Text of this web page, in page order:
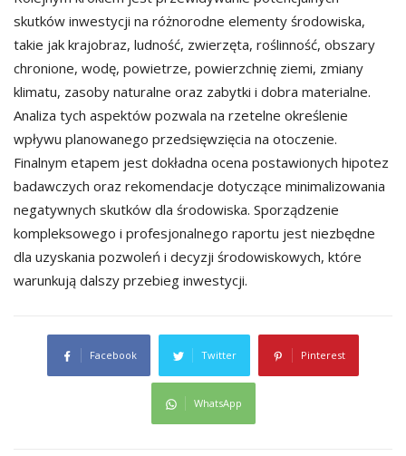
skutków inwestycji na różnorodne elementy środowiska,
takie jak krajobraz, ludność, zwierzęta, roślinność, obszary
chronione, wodę, powietrze, powierzchnię ziemi, zmiany
klimatu, zasoby naturalne oraz zabytki i dobra materialne.
Analiza tych aspektów pozwala na rzetelne określenie
wpływu planowanego przedsięwzięcia na otoczenie.
Finalnym etapem jest dokładna ocena postawionych hipotez
badawczych oraz rekomendacje dotyczące minimalizowania
negatywnych skutków dla środowiska. Sporządzenie
kompleksowego i profesjonalnego raportu jest niezbędne
dla uzyskania pozwoleń i decyzji środowiskowych, które
warunkują dalszy przebieg inwestycji.
Facebook Twitter Pinterest
WhatsApp